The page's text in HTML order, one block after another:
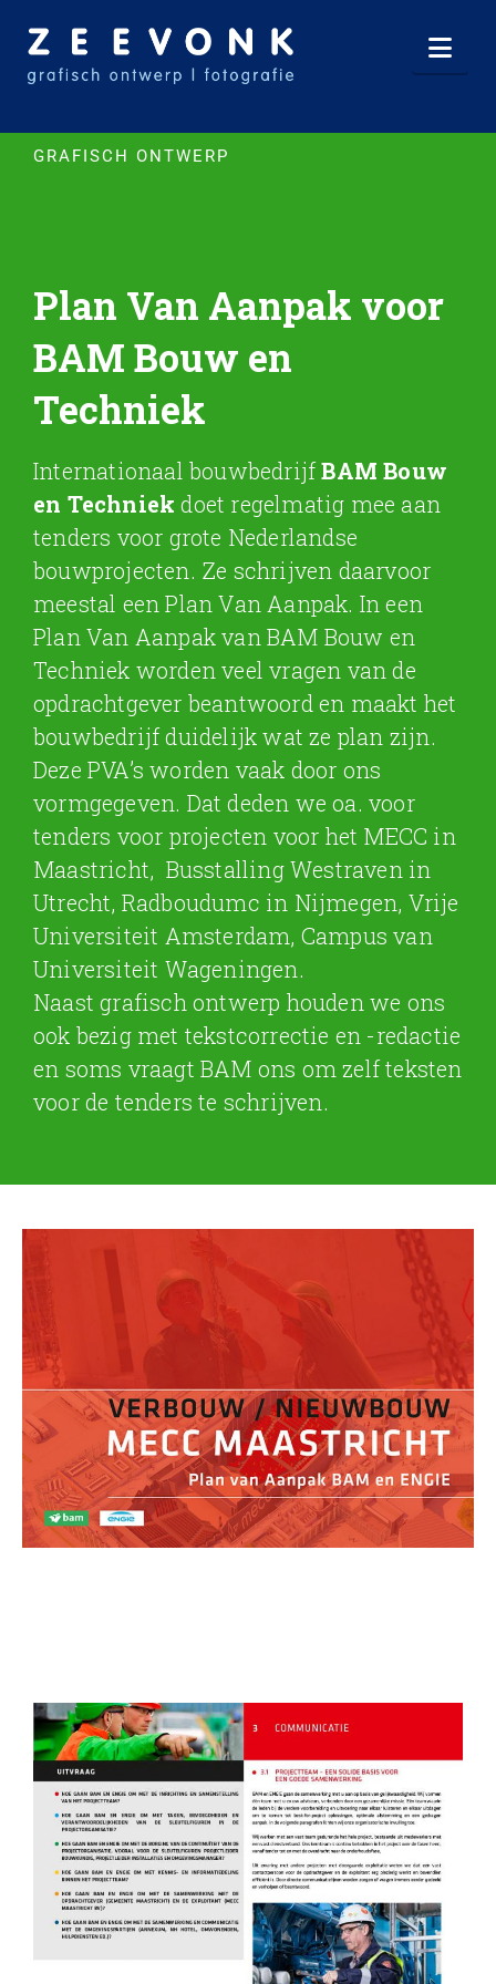
GRAFISCH ONTWERP
Plan Van Aanpak voor
BAM Bouw en
Techniek
Internationaal bouwbedrijfBAM Bouw
en Techniek doet regelmatig mee aan
tenders voor grote Nederlandse
bouwprojecten. Ze schrijven daarvoor
meestal een Plan Van Aanpak. In een
Plan Van Aanpak van BAM Bouw en
Techniek worden veel vragen van de
opdrachtgever beantwoord en maakt het
bouwbedrijf duidelijk wat ze plan zijn.
Deze PVA’s worden vaak door ons
vormgegeven. Dat deden we oa. voor
tenders voor projecten voor het MECC in
Maastricht, Busstalling Westraven in
Utrecht, Radboudumc in Nijmegen, Vrije
Universiteit Amsterdam, Campus van
Universiteit Wageningen.
Naast grafisch ontwerp houden we ons
ook bezig met tekstcorrectie en -redactie
en soms vraagt BAM ons om zelf teksten
voor de tenders te schrijven.